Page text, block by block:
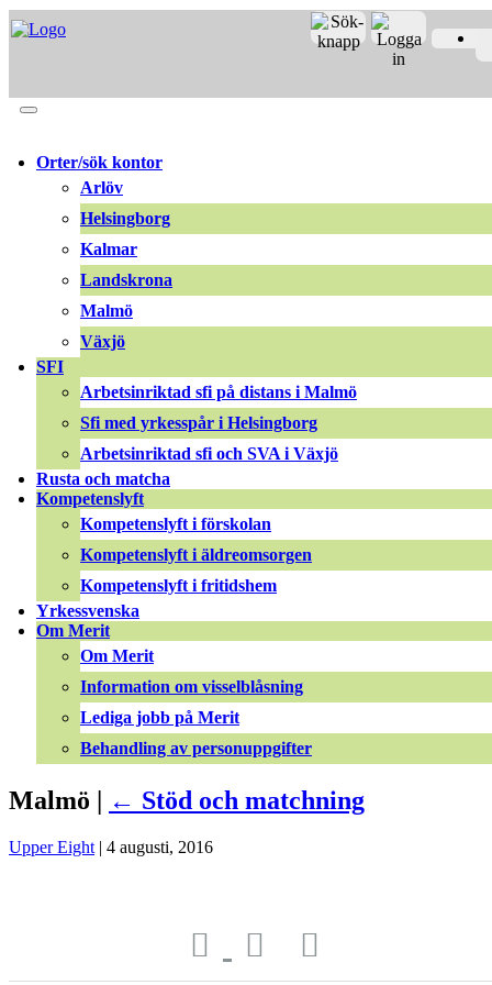
Fronter
Orter/sök kontor
Arlöv
Helsingborg
Kalmar
Landskrona
Malmö
Växjö
SFI
Arbetsinriktad sfi på distans i Malmö
Sfi med yrkesspår i Helsingborg
Arbetsinriktad sfi och SVA i Växjö
Rusta och matcha
Kompetenslyft
Kompetenslyft i förskolan
Kompetenslyft i äldreomsorgen
Kompetenslyft i fritidshem
Yrkessvenska
Om Merit
Om Merit
Information om visselblåsning
Lediga jobb på Merit
Behandling av personuppgifter
Malmö | ← Stöd och matchning
Upper Eight | 4 augusti, 2016